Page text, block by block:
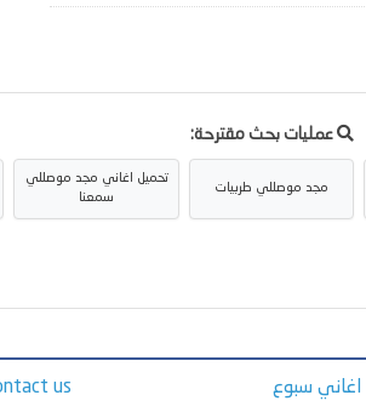
عمليات بحث مقترحة:
مجد موصللي طربيات
تحميل اغاني مجد موصللي
سمعنا
اغاني سبوع us